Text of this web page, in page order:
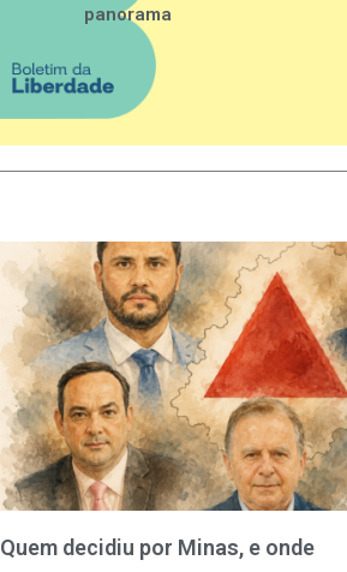
panorama
Quem decidiu por Minas, e onde